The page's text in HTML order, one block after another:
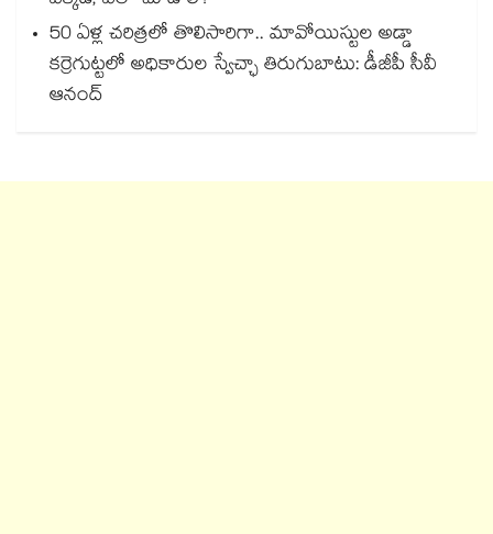
50 ఏళ్ల చరిత్రలో తొలిసారిగా.. మావోయిస్టుల అడ్డా
కర్రెగుట్టలో అధికారుల స్వేచ్ఛా తిరుగుబాటు: డీజీపీ సీవీ
ఆనంద్